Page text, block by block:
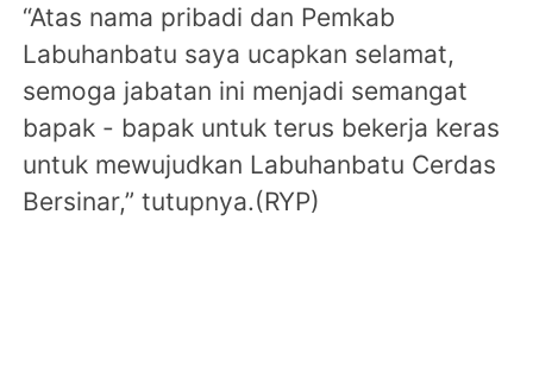
“Atas nama pribadi dan Pemkab
Labuhanbatu saya ucapkan selamat,
semoga jabatan ini menjadi semangat
bapak - bapak untuk terus bekerja keras
untuk mewujudkan Labuhanbatu Cerdas
Bersinar,” tutupnya.(RYP)